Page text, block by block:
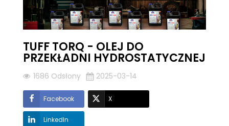
TUFF TORQ - OLEJ DO
PRZEKŁADNI HYDROSTATYCZNEJ
1686 Odsłony 2025-03-14
Facebook X
LinkedIn